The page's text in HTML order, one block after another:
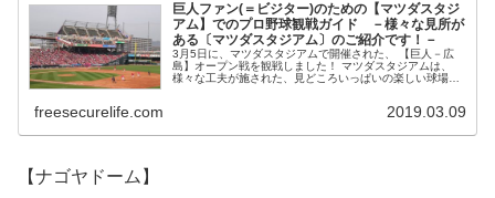
巨人ファン(＝ビジター)のための【マツダスタジ
アム】でのプロ野球観戦ガイド －様々な見所が
ある〔マツダスタジアム〕のご紹介です！－
3月5日に、マツダスタジアムで開催された、 【巨人－広
島】オープン戦を観戦しました！ マツダスタジアムは、
様々な工夫が施された、見どころいっぱいの楽しい球場で
freesecurelife.com 2019.03.09
【ナゴヤドーム】